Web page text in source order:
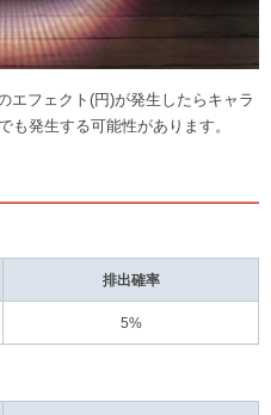
エフェクト(円)が発生したらキャラ
も発生する可能性があります。
排出確率
5%